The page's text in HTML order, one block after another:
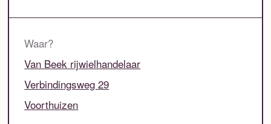
Waar?
Van Beek rijwielhandelaar
Verbindingsweg 29
Voorthuizen